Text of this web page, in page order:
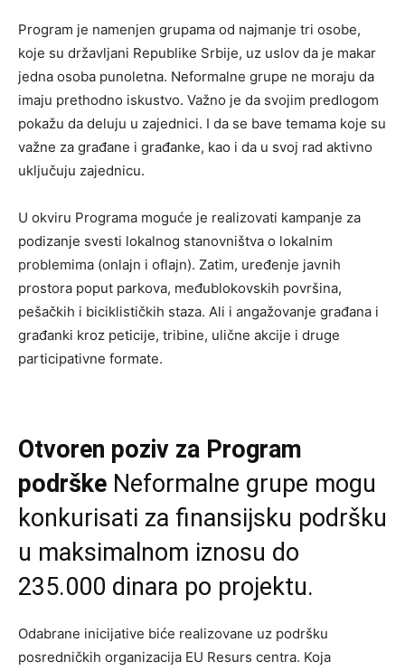
Program je namenjen grupama od najmanje tri osobe,
koje su državljani Republike Srbije, uz uslov da je makar
jedna osoba punoletna. Neformalne grupe ne moraju da
imaju prethodno iskustvo. Važno je da svojim predlogom
pokažu da deluju u zajednici. I da se bave temama koje su
važne za građane i građanke, kao i da u svoj rad aktivno
uključuju zajednicu.
U okviru Programa moguće je realizovati kampanje za
podizanje svesti lokalnog stanovništva o lokalnim
problemima (onlajn i oflajn). Zatim, uređenje javnih
prostora poput parkova, međublokovskih površina,
pešačkih i biciklističkih staza. Ali i angažovanje građana i
građanki kroz peticije, tribine, ulične akcije i druge
participativne formate.
Otvoren poziv za Program
podrške Neformalne grupe mogu
konkurisati za finansijsku podršku
u maksimalnom iznosu do
235.000 dinara po projektu.
Odabrane inicijative biće realizovane uz podršku
posredničkih organizacija EU Resurs centra. Koja